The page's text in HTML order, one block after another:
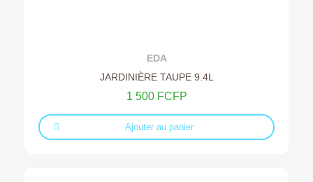
Ajouter au devis
EDA
JARDINIÈRE TAUPE 9.4L
1 500 FCFP
Ajouter au panier